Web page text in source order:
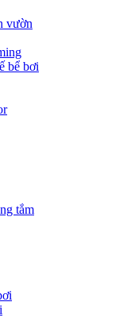
vườn
bể bơi
tắm